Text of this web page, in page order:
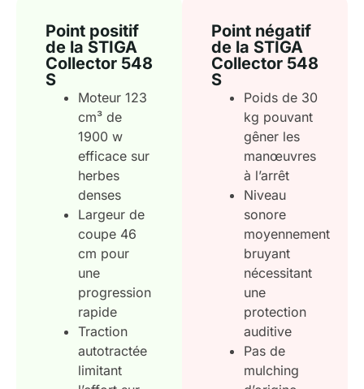
Point positif
de la STIGA
Collector 548
S
Moteur 123
cm³ de
1900 w
efficace sur
herbes
denses
Largeur de
coupe 46
cm pour
une
progression
rapide
Traction
autotractée
limitant
Point négatif
de la STIGA
Collector 548
S
Poids de 30
kg pouvant
gêner les
manœuvres
à l’arrêt
Niveau
sonore
moyennement
bruyant
nécessitant
une
protection
auditive
Pas de
mulching